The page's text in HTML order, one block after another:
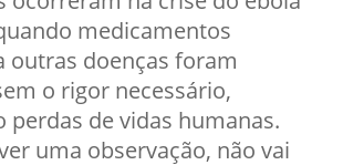
medicamentos
outras doenças foram
o rigor necessário,
perdas de vidas humanas.
uma observação, não vai